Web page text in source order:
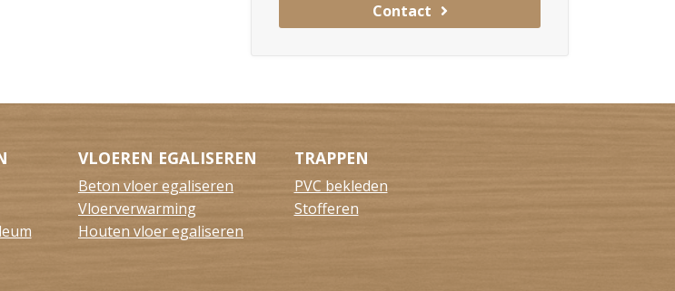
Contact
VLOEREN EGALISEREN
Beton vloer egaliseren
Vloerverwarming
Houten vloer egaliseren
TRAPPEN
PVC bekleden
Stofferen